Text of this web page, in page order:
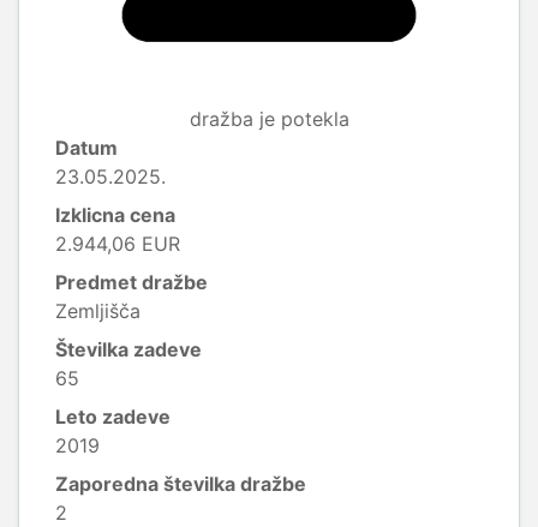
dražba je potekla
Datum
23.05.2025.
Izklicna cena
2.944,06 EUR
Predmet dražbe
Zemljišča
Številka zadeve
65
Leto zadeve
2019
Zaporedna številka dražbe
2